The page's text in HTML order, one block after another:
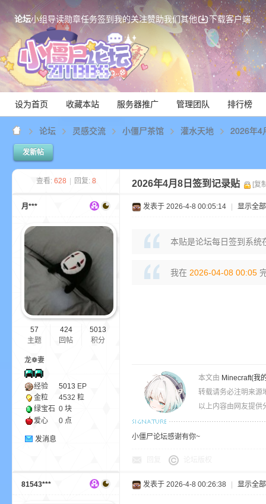
论坛小组导读勋章任务签到我的关注赞助我们其他 下载客户端
设为首页 收藏本站 服务器推广 管理团队 排行榜
论坛 灵感交流 小僵尸茶馆 灌水天地 2026年4
发新帖
查看: 628 回复: 8 2026年4月8日签到记录贴 [复
月***
57
主题
424
回帖
5013
积分
龙❁妻
经验 5013 EP
金粒
4532 粒
绿宝石 0 块
爱心
0 点
发消息
发表于 2026-4-8 00:05:14 显示全
本贴是论坛每日签到系统
我在 2026-04-08 00:05
本文由 Minecraft(我
转载请务必注明来源
以上内容由网友提供
小僵尸论坛感谢有你~
81543*** 发表于 2026-4-8 00:26:38 显示全